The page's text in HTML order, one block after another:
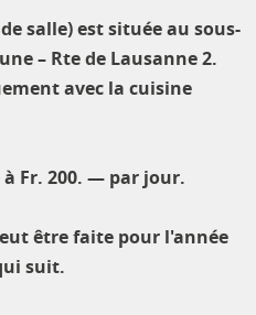
salle) est située au sous-
– Rte de Lausanne 2.
avec la cuisine
à Fr. 200. — par jour.
être faite pour l'année
suit.